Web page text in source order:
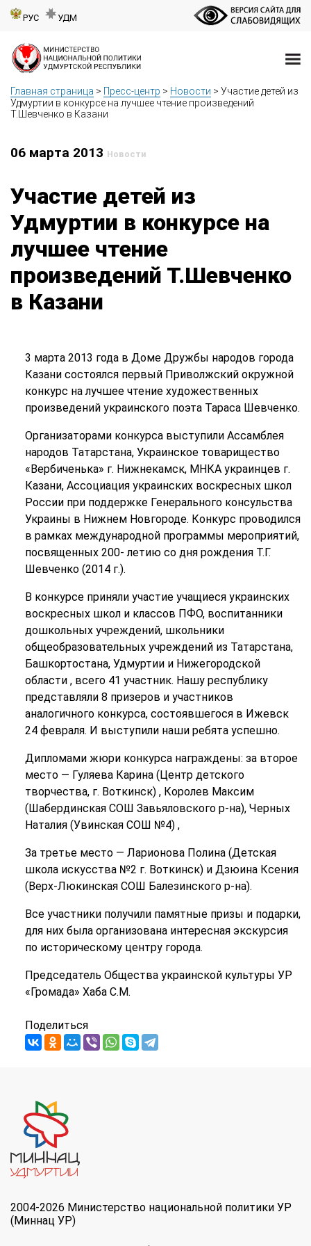
РУС УДМ
Главная страница > Пресс-центр > Новости > Участие детей из
Удмуртии в конкурсе на лучшее чтение произведений
Т.Шевченко в Казани
06 марта 2013 Новости
Участие детей из
Удмуртии в конкурсе на
лучшее чтение
произведений Т.Шевченко
в Казани
3 марта 2013 года в Доме Дружбы народов города
Казани состоялся первый Приволжский окружной
конкурс на лучшее чтение художественных
произведений украинского поэта Тараса Шевченко.
Организаторами конкурса выступили Ассамблея
народов Татарстана, Украинское товарищество
«Вербиченька» г. Нижнекамск, МНКА украинцев г.
Казани, Ассоциация украинских воскресных школ
России при поддержке Генерального консульства
Украины в Нижнем Новгороде. Конкурс проводился
в рамках международной программы мероприятий,
посвященных 200- летию со дня рождения Т.Г.
Шевченко (2014 г.).
В конкурсе приняли участие учащиеся украинских
воскресных школ и классов ПФО, воспитанники
дошкольных учреждений, школьники
общеобразовательных учреждений из Татарстана,
Башкортостана, Удмуртии и Нижегородской
области , всего 41 участник. Нашу республику
представляли 8 призеров и участников
аналогичного конкурса, состоявшегося в Ижевск
24 февраля. И выступили наши ребята успешно.
Дипломами жюри конкурса награждены: за второе
место — Гуляева Карина (Центр детского
творчества, г. Воткинск) , Королев Максим
(Шабердинская СОШ Завьяловского р-на), Черных
Наталия (Увинская СОШ №4) ,
За третье место — Ларионова Полина (Детская
школа искусства №2 г. Воткинск) и Дзюина Ксения
(Верх-Люкинская СОШ Балезинского р-на).
Все участники получили памятные призы и подарки,
для них была организована интересная экскурсия
по историческому центру города.
Председатель Общества украинской культуры УР
«Громада» Хаба С.М.
Поделиться
2004-2026 Министерство национальной политики УР
(Миннац УР)